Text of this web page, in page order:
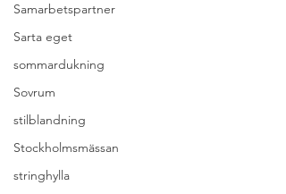
Samarbetspartner
Sarta eget
sommardukning
Sovrum
stilblandning
Stockholmsmässan
stringhylla